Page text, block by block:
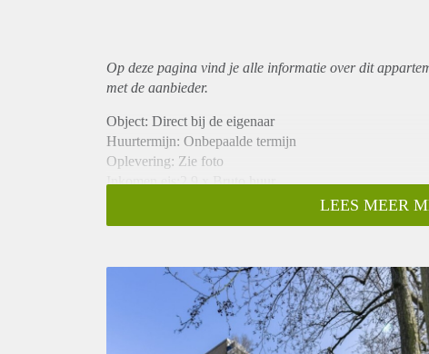
Op deze pagina vind je alle informatie over dit
met de aanbieder.
Object: Direct bij de eigenaar
Huurtermijn: Onbepaalde termijn
Oplevering: Zie foto
Inkomen eis:2,9 x Bruto huur
Borg: 1 Maand
Huisdieren toegestaan: Afhankelijk van de Eigenaar
Huurtoeslag grens: Nee
Geschikt voor studenten: Afhankelijk van de Eigenaar
LEES MEER